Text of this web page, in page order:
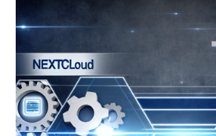
mtl